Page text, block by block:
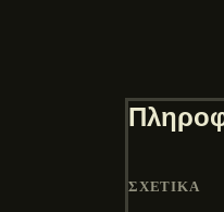
ΣΧΕΤΙΚΆ